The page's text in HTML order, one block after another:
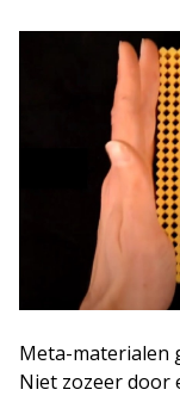
Meta-materialen
Niet zozeer door